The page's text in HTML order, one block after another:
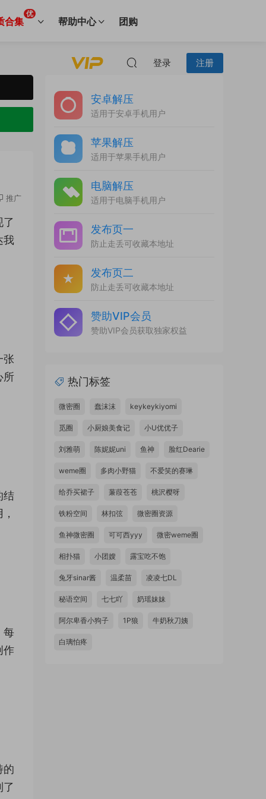
合集
优
帮助中心 团购
登录 注册
推广
了
我
张
所
结
每
作
的
了
安卓解压
适用于安卓手机用户
苹果解压
适用于苹果手机用户
电脑解压
适用于电脑手机用户
发布页一
防止走丢可收藏本地址
发布页二
防止走丢可收藏本地址
赞助VIP会员
赞助VIP会员获取独家权益
热门标签
微密圈 蠢沫沫 keykeykiyomi
觅圈 小厨娘美食记 小U优优子
刘雅萌 陈妮妮uni 鱼神 脸红Dearie
weme圈 多肉小野猫 不爱笑的赛琳
给乔买裙子 蒹葭苍苍 桃沢樱呀
铁粉空间 林扣弦 微密圈资源
鱼神微密圈 可可西yyy 微密weme圈
相扑猫 小团嫂 露宝吃不饱
兔牙sinar酱 温柔苗 凌凌七DL
秘语空间 七七吖 奶瑶妹妹
阿尔卑香小狗子 1P狼 牛奶秋刀姨
白璃怕疼